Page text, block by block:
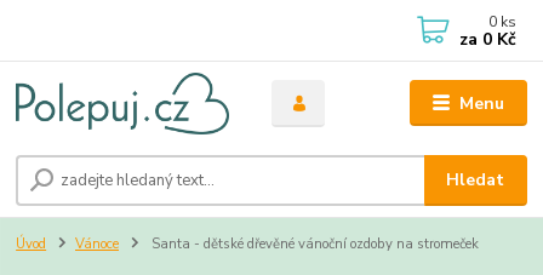
Menu
Hledat
0 ks
za 0 Kč
Úvod Vánoce Santa - dětské dřevěné vánoční ozdoby na stromeček